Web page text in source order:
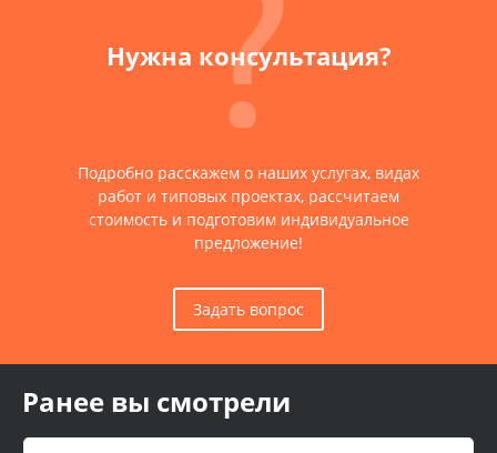
Нужна консультация?
Подробно расскажем о наших услугах, видах
работ и типовых проектах, рассчитаем
стоимость и подготовим индивидуальное
предложение!
Задать вопрос
Ранее вы смотрели